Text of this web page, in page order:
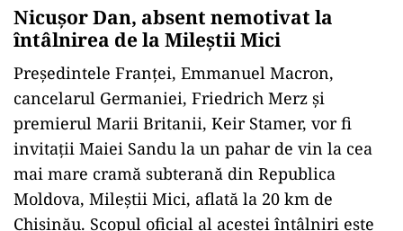
Nicușor Dan, absent nemotivat la
întâlnirea de la Mileștii Mici
Președintele Franței, Emmanuel Macron,
cancelarul Germaniei, Friedrich Merz și
premierul Marii Britanii, Keir Stamer, vor fi
invitații Maiei Sandu la un pahar de vin la cea
mai mare cramă subterană din Republica
Moldova, Mileștii Mici, aflată la 20 km de
Chișinău. Scopul oficial al acestei întâlniri este